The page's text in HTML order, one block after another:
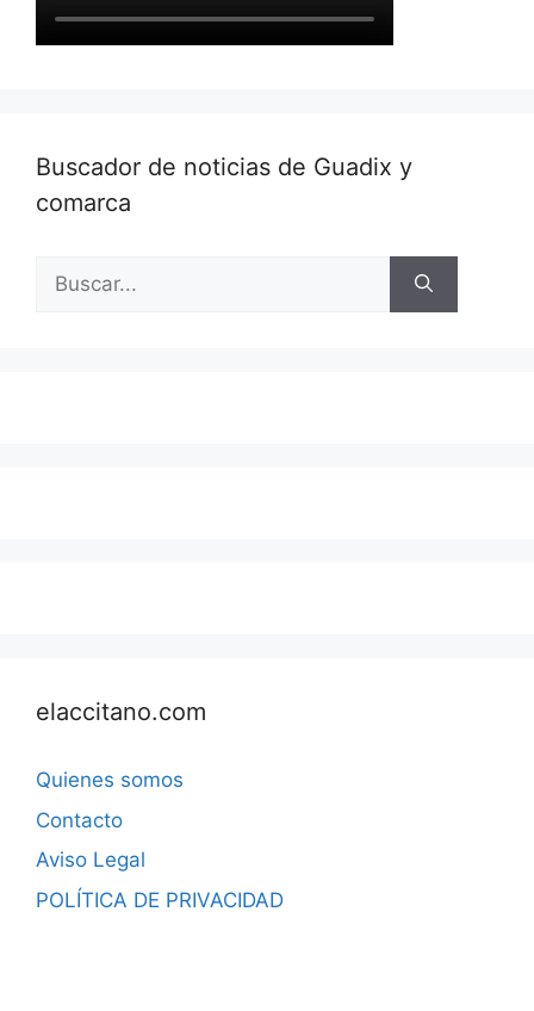
Buscador de noticias de Guadix y
comarca
Buscar:
elaccitano.com
Quienes somos
Contacto
Aviso Legal
POLÍTICA DE PRIVACIDAD